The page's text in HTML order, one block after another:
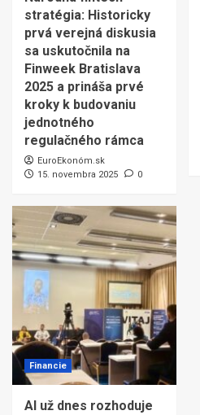
stratégia: Historicky
prvá verejná diskusia
sa uskutočnila na
Finweek Bratislava
2025 a prináša prvé
kroky k budovaniu
jednotného
regulačného rámca
EuroEkonóm.sk
15. novembra 2025
0
Financie
AI už dnes rozhoduje